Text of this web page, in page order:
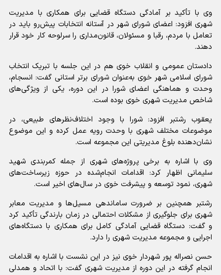
وی با تأکید بر آمادگی دستگاه قضایی برای همکاری با مدیریت
شهری افزود: اعضای شورای شهر در آستانه انتخابات پیش‌رو باید در
تعامل با مردم، رقبا و مسئولان، قانون‌مداری را سرلوحه کار خود قرار
دهند.
دادستان عمومی و انقلاب خوی هم در این جلسه با تبریک انتخاب
شورای اسلامی شهر خوی به‌عنوان شورای برتر استانی گفت: انسجام،
وحدت و هماهنگی اعضای شورا در این دوره، یکی از ویژگی‌های
شاخص مدیریت شهری خوی بوده است.
یعقوب رشتبر افزود: شورا با وجود اختلاف‌نظرهای طبیعی، در
موضوعات مختلف شهری با وحدت رویه عمل کرده و این موضوع
نشان‌دهنده بلوغ مدیریتی این مجموعه است.
وی با اشاره به برخی پروژه‌های شهری از جمله کمربندی شهید
سلیمانی اظهار کرد: اقدامات انجام‌شده در حوزه زیرساخت‌های
شهری، نمود توسعه و پیشرفت خوی در سال‌های اخیر است.
رشتبر همچنین بر ضرورت ساماندهی مسیل‌ها و مدیریت معابر
شهری برای جلوگیری از مشکلات احتمالی در زمان بارندگی تأکید کرد
و گفت: دستگاه قضایی آمادگی کامل برای همکاری با دستگاه‌های
اجرایی و مجموعه مدیریت شهری را دارد.
حسن نصراله پور شهردار خوی نیز در این نشست با اشاره به اقدامات
انجام گرفته در این دوره از مدیریت شهری گفت: با اتحاد و همدلی